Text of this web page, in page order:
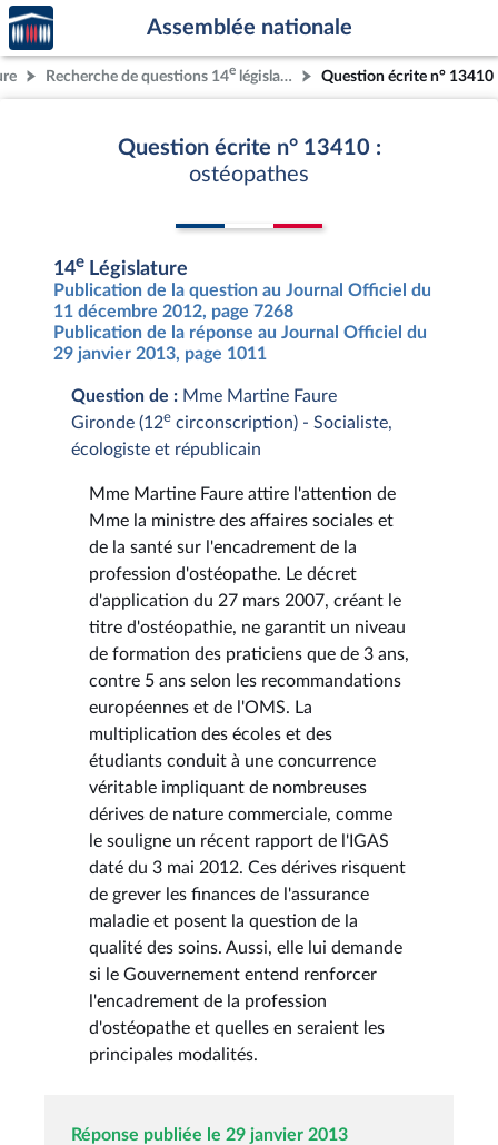
Aller au contenu
Aller en bas de la page
Accèder
à la
page
d'accueil
Assemblée nationale
Recherche de questions 14e législature Question écrite n° 13410
Question écrite n° 13410 :
ostéopathes
14e Législature
Publication de la question au Journal Officiel du
11 décembre 2012, page 7268
Publication de la réponse au Journal Officiel du
29 janvier 2013, page 1011
Question de : Mme Martine Faure
Gironde (12e circonscription) - Socialiste,
écologiste et républicain
Mme Martine Faure attire l'attention de
Mme la ministre des affaires sociales et
de la santé sur l'encadrement de la
profession d'ostéopathe. Le décret
d'application du 27 mars 2007, créant le
titre d'ostéopathie, ne garantit un niveau
de formation des praticiens que de 3 ans,
contre 5 ans selon les recommandations
européennes et de l'OMS. La
multiplication des écoles et des
étudiants conduit à une concurrence
véritable impliquant de nombreuses
dérives de nature commerciale, comme
le souligne un récent rapport de l'IGAS
daté du 3 mai 2012. Ces dérives risquent
de grever les finances de l'assurance
maladie et posent la question de la
qualité des soins. Aussi, elle lui demande
si le Gouvernement entend renforcer
l'encadrement de la profession
d'ostéopathe et quelles en seraient les
principales modalités.
Réponse publiée le 29 janvier 2013